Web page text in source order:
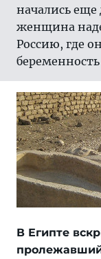
начались еще
женщина
Россию, где
беременность
В Египте